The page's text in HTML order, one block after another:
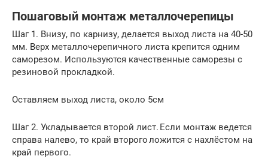
Пошаговый монтаж металлочерепицы
Шаг 1. Внизу, по карнизу, делается выход листа на 40-50
мм. Верх металлочерепичного листа крепится одним
саморезом. Используются качественные саморезы с
резиновой прокладкой.
Оставляем выход листа, около 5см
Шаг 2. Укладывается второй лист. Если монтаж ведется
справа налево, то край второго ложится с нахлёстом на
край первого.